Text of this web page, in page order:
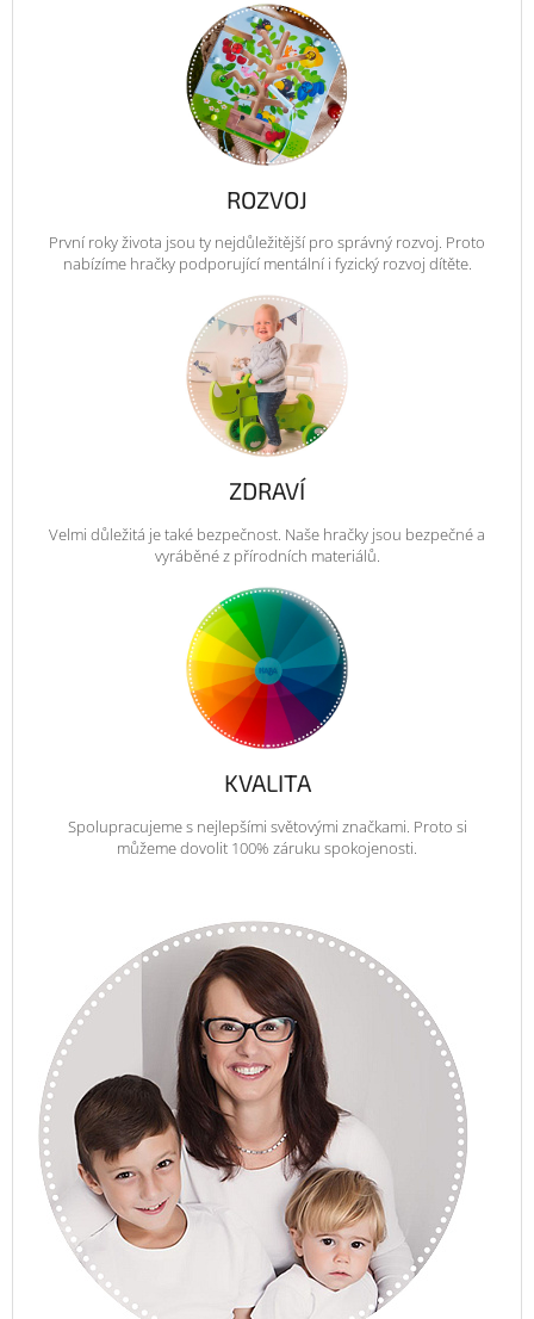
ROZVOJ
První roky života jsou ty nejdůležitější pro správný rozvoj. Proto
nabízíme hračky podporující mentální i fyzický rozvoj dítěte.
ZDRAVÍ
Velmi důležitá je také bezpečnost. Naše hračky jsou bezpečné a
vyráběné z přírodních materiálů.
KVALITA
Spolupracujeme s nejlepšími světovými značkami. Proto si
můžeme dovolit 100% záruku spokojenosti.